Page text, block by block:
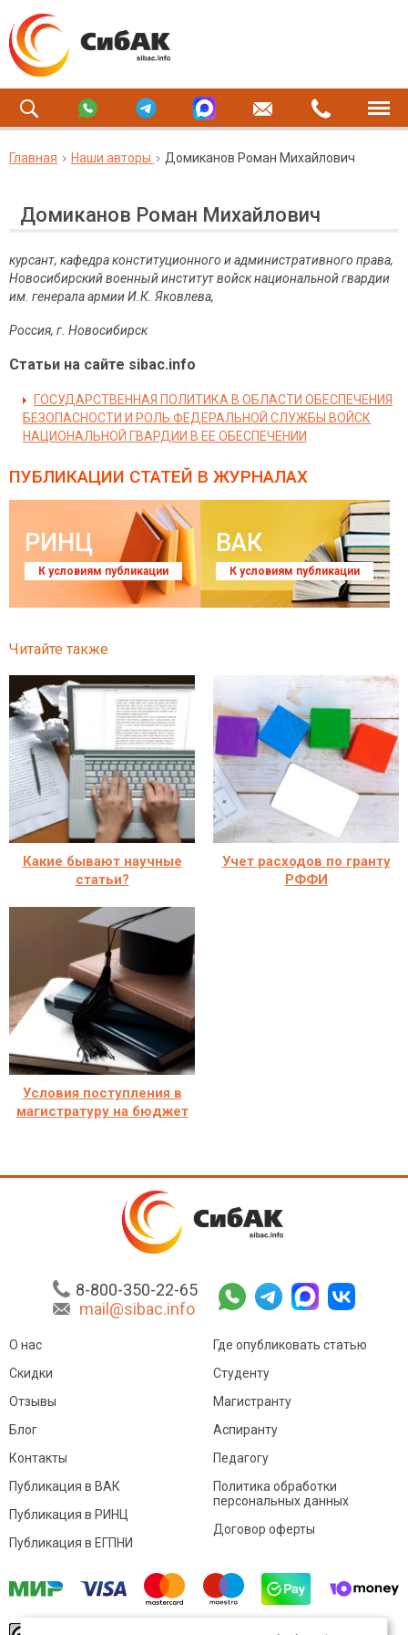
Главная Наши авторы Домиканов Роман Михайлович
Домиканов Роман Михайлович
курсант, кафедра конституционного и административного права,
Новосибирский военный институт войск национальной гвардии
им. генерала армии И.К. Яковлева,
Россия, г. Новосибирск
Статьи на сайте sibac.info
ГОСУДАРСТВЕННАЯ ПОЛИТИКА В ОБЛАСТИ ОБЕСПЕЧЕНИЯ
БЕЗОПАСНОСТИ И РОЛЬ ФЕДЕРАЛЬНОЙ СЛУЖБЫ ВОЙСК
НАЦИОНАЛЬНОЙ ГВАРДИИ В ЕЕ ОБЕСПЕЧЕНИИ
ПУБЛИКАЦИИ СТАТЕЙ В ЖУРНАЛАХ
РИНЦ
К условиям публикации
ВАК
К условиям публикации
Читайте также
Какие бывают научные
статьи?
Учет расходов по гранту
РФФИ
Условия поступления в
магистратуру на бюджет
8-800-350-22-65
mail@sibac.info
О нас
Скидки
Отзывы
Блог
Контакты
Где опубликовать статью
Студенту
Магистранту
Аспиранту
Педагогу
Публикация в ВАК
Публикация в РИНЦ
Публикация в ЕГПНИ
Политика обработки
персональных данных
Договор оферты